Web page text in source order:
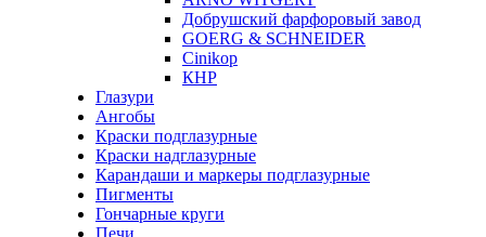
Добрушский фарфоровый завод
GOERG & SCHNEIDER
Cinikop
КНР
Глазури
Ангобы
Краски подглазурные
Краски надглазурные
Карандаши и маркеры подглазурные
Пигменты
Гончарные круги
Печи